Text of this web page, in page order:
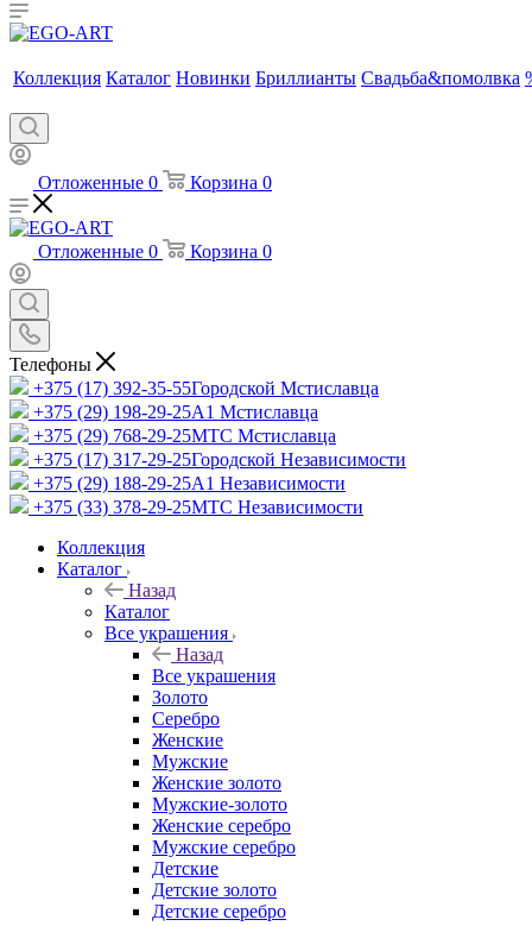
Коллекция Каталог Новинки Бриллианты Свадьба&помолвка
Отложенные 0 Корзина 0
Отложенные 0 Корзина 0
Телефоны
+375 (17) 392-35-55Городской Мстиславца
+375 (29) 198-29-25A1 Мстиславца
+375 (29) 768-29-25МТС Мстиславца
+375 (17) 317-29-25Городской Независимости
+375 (29) 188-29-25A1 Независимости
+375 (33) 378-29-25МТС Независимости
Коллекция
Каталог
Назад
Каталог
Все украшения
Назад
Все украшения
Золото
Серебро
Женские
Мужские
Женские золото
Мужские-золото
Женские серебро
Мужские серебро
Детские
Детские золото
Детские серебро